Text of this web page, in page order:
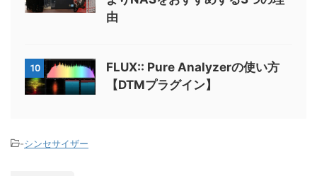
由
10
FLUX:: Pure Analyzerの使い方
【DTMプラグイン】
-シンセサイザー